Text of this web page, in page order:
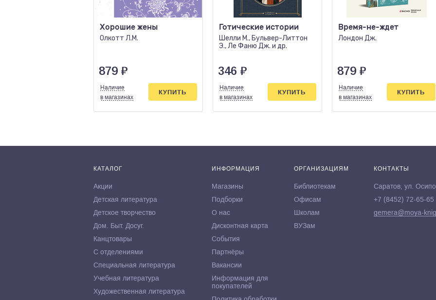
Хорошие жены
Олкотт Л.М.
879 ₽
Наличие
в магазинах
КУПИТЬ
Готические истории
Шелли М., Бульвер-Литтон
Э., Ле Фаню Дж. и др.
346 ₽
Наличие
в магазинах
КУПИТЬ
Время-не-ждет
Лондон Дж.
879 ₽
Наличие
в магазинах
КУПИТЬ
КАТАЛОГ
Акции
Детская литература
Детское творчество
Дом. Быт. Досуг.
Канцтовары
С отделениями
Специальная литература
Учебная литература
Художественная литература
ИНФОРМАЦИЯ
Магазины
Подборки
О нас
Дисконтная карта
События
Партнёры
Вакансии
Информация для
покупателей
ОРГАНИЗАЦИЯМ
Библиотекам
Офисам
Школам
ВУЗам
КОНТАКТЫ
Саратов, ул.
+7 (8452) 72-65-65
gemera@moya-